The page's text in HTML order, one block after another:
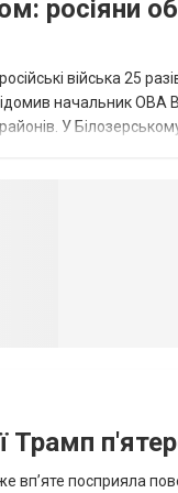
росіяни
війська 25
начальник ОВА
У
Трамп
посприяла